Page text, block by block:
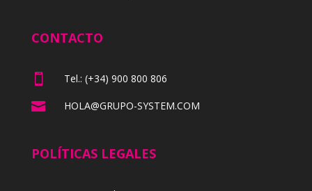
CONTACTO
 Tel.: (+34) 900 800 806
 HOLA@GRUPO-SYSTEM.COM
POLÍTICAS LEGALES